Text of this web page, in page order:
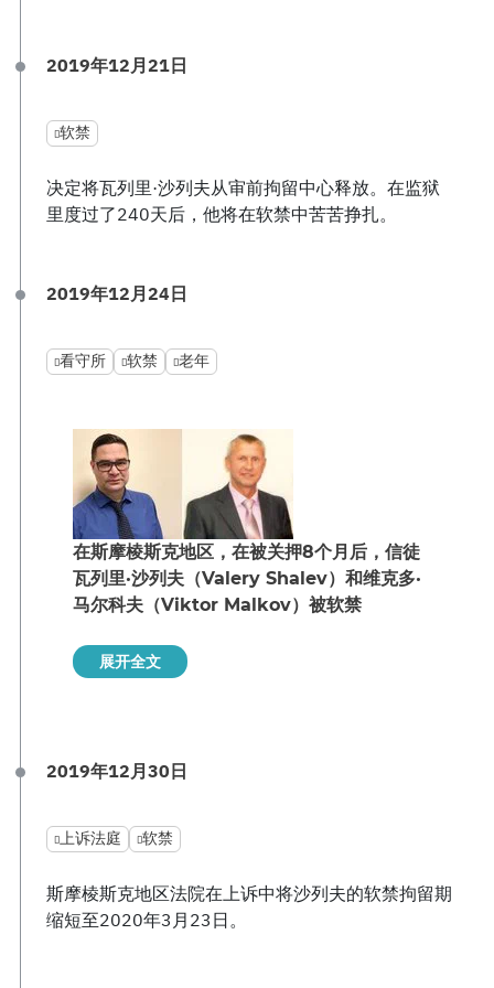
2019年12月21日
软禁
决定将瓦列里·沙列夫从审前拘留中心释放。在监狱
里度过了240天后，他将在软禁中苦苦挣扎。
2019年12月24日
看守所 软禁 老年
在斯摩棱斯克地区，在被关押8个月后，信徒
瓦列里·沙列夫（Valery Shalev）和维克多·
马尔科夫（Viktor Malkov）被软禁
展开全文
2019年12月30日
上诉法庭 软禁
斯摩棱斯克地区法院在上诉中将沙列夫的软禁拘留期
缩短至2020年3月23日。